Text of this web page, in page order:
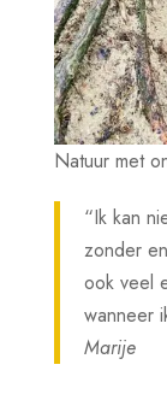
Natuur met
“Ik kan
zonder
ook veel
wanneer
Marije